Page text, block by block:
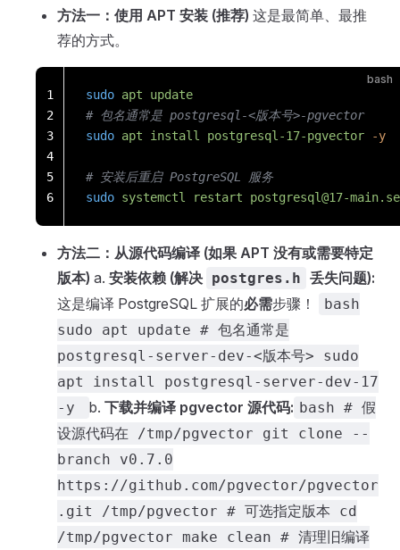
方法一：使用 APT 安装 (推荐) 这是最简单、最推
荐的方式。
bash
sudo apt update
# 包名通常是 postgresql-<版本号>-pgvector
sudo apt install postgresql-17-pgvector -y
# 安装后重启 PostgreSQL 服务
sudo systemctl restart postgresql@17-
1
2
3
4
5
6
方法二：从源代码编译 (如果 APT 没有或需要特定
版本) a. 安装依赖 (解决 postgres.h 丢失问题):
这是编译 PostgreSQL 扩展的必需步骤！
bash
sudo apt update # 包名通常是
postgresql-server-dev-<版本号> sudo
apt install postgresql-server-dev-17
-y
b. 下载并编译 pgvector 源代码: bash # 假
设源代码在 /tmp/pgvector git clone --
branch v0.7.0
https://github.com/pgvector/pgvector
.git /tmp/pgvector # 可选指定版本 cd
/tmp/pgvector make clean # 清理旧编译